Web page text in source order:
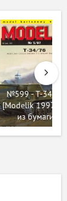
№599 - T-34/76
[Modelik 1997-
из бумаги